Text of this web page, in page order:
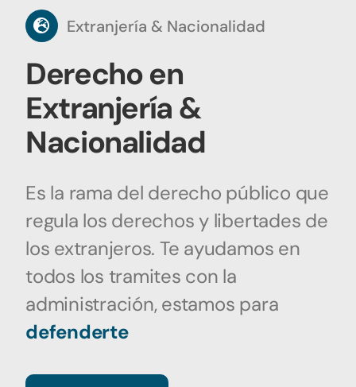
Extranjería & Nacionalidad
Derecho en
Extranjería &
Nacionalidad
Es la rama del derecho público que
regula los derechos y libertades de
los extranjeros. Te ayudamos en
todos los tramites con la
administración, estamos para
defenderte